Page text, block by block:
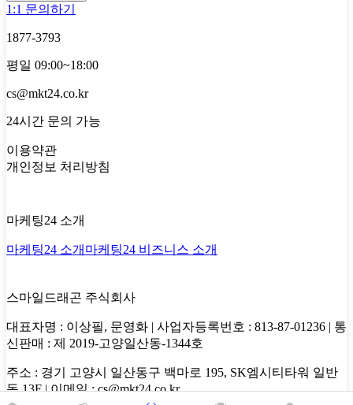
1:1 문의하기
1877-3793
평일 09:00~18:00
cs@mkt24.co.kr
24시간 문의 가능
이용약관
개인정보 처리방침
마케팅24 소개
마케팅24 소개 마케팅24 비즈니스 소개
스마일드래곤 주식회사
대표자명 : 이상필, 문영화 | 사업자등록번호 : 813-87-01236 | 통
신판매 : 제 2019-고양일산동-1344호
주소 : 경기 고양시 일산동구 백마로 195, SK엠시티타워 일반
동 13F | 이메일 : cs@mkt24.co.kr